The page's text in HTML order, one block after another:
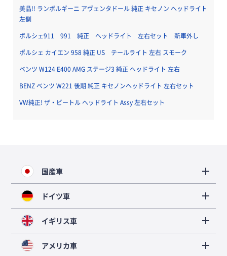
美品!! ランボルギーニ アヴェンタドール 純正 キセノン ヘッドライト
左側
ポルシェ911 991 純正 ヘッドライト 左右セット 新車外し
ポルシェ カイエン 958 純正 US テールライト 左右 スモーク
ベンツ W124 E400 AMG ステージ3 純正 ヘッドライト 左右
BENZ ベンツ W221 後期 純正 キセノンヘッドライト 左右セット
VW純正! ザ・ビートル ヘッドライト Assy 左右セット
国産車
ドイツ車
イギリス車
アメリカ車